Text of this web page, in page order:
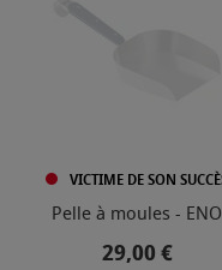
VICTIME DE SON
Pelle à moules - ENO
Prix
29,00 €